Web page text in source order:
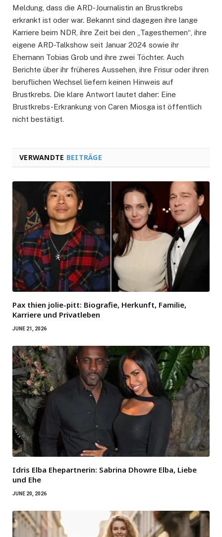
Meldung, dass die ARD-Journalistin an Brustkrebs
erkrankt ist oder war. Bekannt sind dagegen ihre lange
Karriere beim NDR, ihre Zeit bei den „Tagesthemen“, ihre
eigene ARD-Talkshow seit Januar 2024 sowie ihr
Ehemann Tobias Grob und ihre zwei Töchter. Auch
Berichte über ihr früheres Aussehen, ihre Frisur oder ihren
beruflichen Wechsel liefern keinen Hinweis auf
Brustkrebs. Die klare Antwort lautet daher: Eine
Brustkrebs-Erkrankung von Caren Miosga ist öffentlich
nicht bestätigt.
VERWANDTE BEITRÄGE
Pax thien jolie-pitt: Biografie, Herkunft, Familie,
Karriere und Privatleben
JUNE 21, 2026
Idris Elba Ehepartnerin: Sabrina Dhowre Elba, Liebe
und Ehe
JUNE 20, 2026